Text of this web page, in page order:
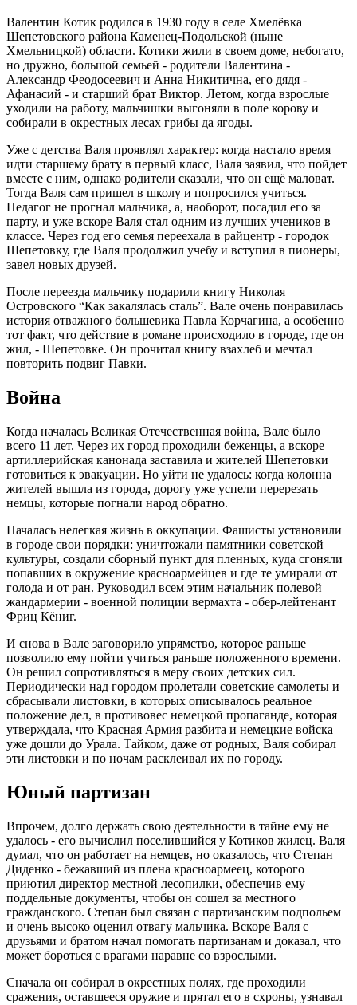
Валентин Котик родился в 1930 году в селе Хмелёвка
Шепетовского района Каменец-Подольской (ныне
Хмельницкой) области. Котики жили в своем доме, небогато,
но дружно, большой семьей - родители Валентина -
Александр Феодосеевич и Анна Никитична, его дядя -
Афанасий - и старший брат Виктор. Летом, когда взрослые
уходили на работу, мальчишки выгоняли в поле корову и
собирали в окрестных лесах грибы да ягоды.
Уже с детства Валя проявлял характер: когда настало время
идти старшему брату в первый класс, Валя заявил, что пойдет
вместе с ним, однако родители сказали, что он ещё маловат.
Тогда Валя сам пришел в школу и попросился учиться.
Педагог не прогнал мальчика, а, наоборот, посадил его за
парту, и уже вскоре Валя стал одним из лучших учеников в
классе. Через год его семья переехала в райцентр - городок
Шепетовку, где Валя продолжил учебу и вступил в пионеры,
завел новых друзей.
После переезда мальчику подарили книгу Николая
Островского “Как закалялась сталь”. Вале очень понравилась
история отважного большевика Павла Корчагина, а особенно
тот факт, что действие в романе происходило в городе, где он
жил, - Шепетовке. Он прочитал книгу взахлеб и мечтал
повторить подвиг Павки.
Война
Когда началась Великая Отечественная война, Вале было
всего 11 лет. Через их город проходили беженцы, а вскоре
артиллерийская канонада заставила и жителей Шепетовки
готовиться к эвакуации. Но уйти не удалось: когда колонна
жителей вышла из города, дорогу уже успели перерезать
немцы, которые погнали народ обратно.
Началась нелегкая жизнь в оккупации. Фашисты установили
в городе свои порядки: уничтожали памятники советской
культуры, создали сборный пункт для пленных, куда сгоняли
попавших в окружение красноармейцев и где те умирали от
голода и от ран. Руководил всем этим начальник полевой
жандармерии - военной полиции вермахта - обер-лейтенант
Фриц Кёниг.
И снова в Вале заговорило упрямство, которое раньше
позволило ему пойти учиться раньше положенного времени.
Он решил сопротивляться в меру своих детских сил.
Периодически над городом пролетали советские самолеты и
сбрасывали листовки, в которых описывалось реальное
положение дел, в противовес немецкой пропаганде, которая
утверждала, что Красная Армия разбита и немецкие войска
уже дошли до Урала. Тайком, даже от родных, Валя собирал
эти листовки и по ночам расклеивал их по городу.
Юный партизан
Впрочем, долго держать свою деятельности в тайне ему не
удалось - его вычислил поселившийся у Котиков жилец. Валя
думал, что он работает на немцев, но оказалось, что Степан
Диденко - бежавший из плена красноармеец, которого
приютил директор местной лесопилки, обеспечив ему
поддельные документы, чтобы он сошел за местного
гражданского. Степан был связан с партизанским подпольем
и очень высоко оценил отвагу мальчика. Вскоре Валя с
друзьями и братом начал помогать партизанам и доказал, что
может бороться с врагами наравне со взрослыми.
Сначала он собирал в окрестных полях, где проходили
сражения, оставшееся оружие и прятал его в схроны, узнавал